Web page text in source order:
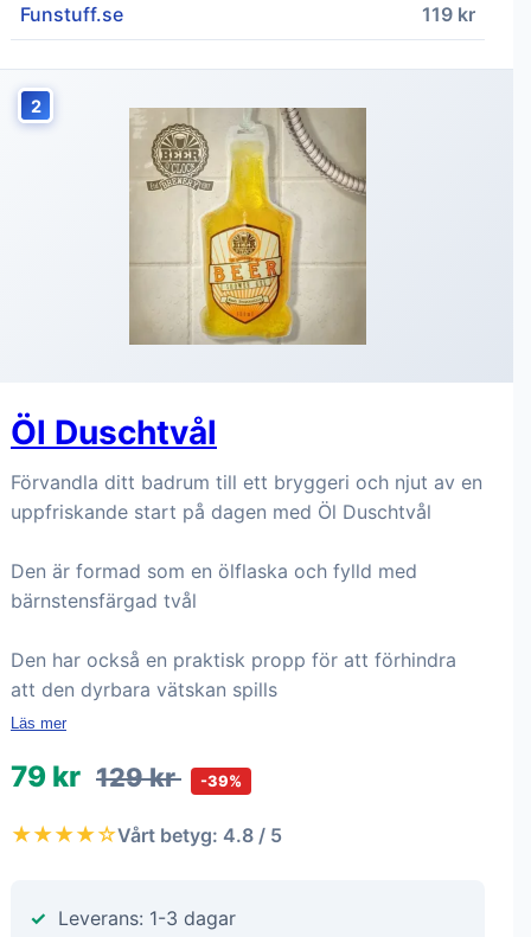
Funstuff.se 119 kr
2
Öl Duschtvål
Förvandla ditt badrum till ett bryggeri och njut av en
uppfriskande start på dagen med Öl Duschtvål
Den är formad som en ölflaska och fylld med
bärnstensfärgad tvål
Den har också en praktisk propp för att förhindra
att den dyrbara vätskan spills
Läs mer
79 kr 129 kr -39%
★★★★☆Vårt betyg: 4.8 / 5
Leverans: 1-3 dagar